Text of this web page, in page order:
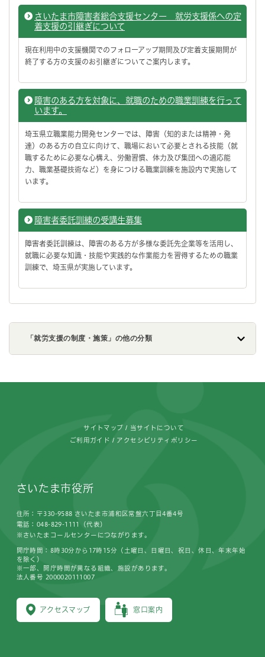
さいたま市障害者総合支援センター 就労支援係への定
着支援の引継ぎについて
現在利用中の支援機関でのフォローアップ期間及び定着支援期間が
終了する方の支援のお引継ぎについてご案内します。
障害のある方を対象に、就職のための職業訓練を行って
います。
埼玉県立職業能力開発センターでは、障害（知的または精神・発
達）のある方の自立に向けて、職場において必要とされる技能（就
職するために必要な心構え、労働習慣、体力及び集団への適応能
力、職業基礎技術など）を身につける職業訓練を施設内で実施して
います。
障害者委託訓練の受講生募集
障害者委託訓練は、障害のある方が多様な委託先企業等を活用し、
就職に必要な知識・技能や実践的な作業能力を習得するための職業
訓練で、埼玉県が実施しています。
「就労支援の制度・施策」の他の分類
サイトマップ 当サイトについて
ご利用ガイド アクセシビリティポリシー
さいたま市役所
住所：〒330-9588 さいたま市浦和区常盤六丁目4番4号
電話：048-829-1111（代表）
※さいたまコールセンターにつながります。
アクセスマップ 窓口案内
開庁時間：8時30分から17時15分（土曜日、日曜日、祝日、休日、年末年始
を除く）
※一部、開庁時間が異なる組織、施設があります。
法人番号 2000020111007